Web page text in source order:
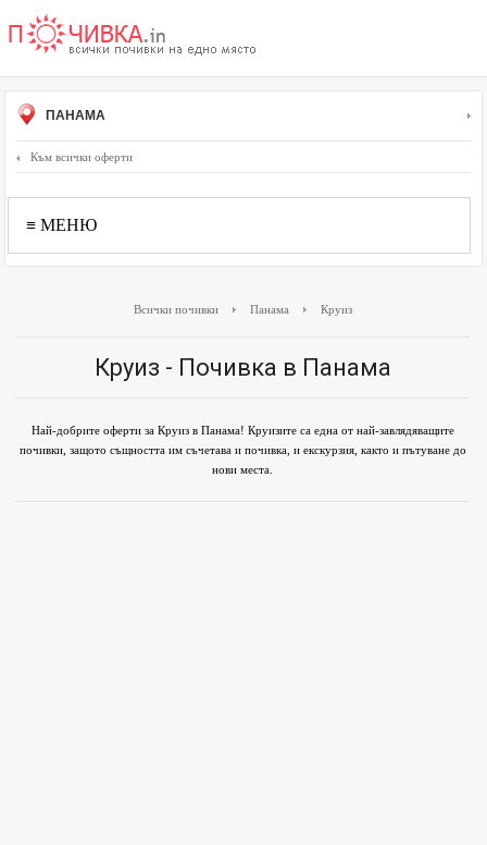
ПАНАМА
Към всички оферти
≡ МЕНЮ
Всички почивки Панама Круиз
Круиз - Почивка в Панама
Най-добрите оферти за Круиз в Панама! Круизите са една от най-завлядяващите
почивки, защото същността им съчетава и почивка, и екскурзия, както и пътуване до
нови места.